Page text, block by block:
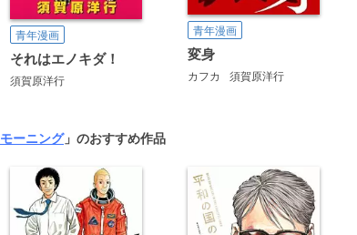
青年漫画
それはエノキダ！
須賀原洋行
青年漫画
変身
カフカ 須賀原洋行
モーニング」のおすすめ作品